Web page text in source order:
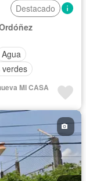
Destacado
Agua